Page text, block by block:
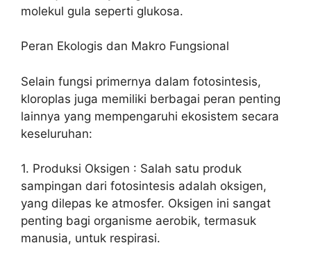
molekul gula seperti glukosa.
Peran Ekologis dan Makro Fungsional
Selain fungsi primernya dalam fotosintesis,
kloroplas juga memiliki berbagai peran penting
lainnya yang mempengaruhi ekosistem secara
keseluruhan:
1. Produksi Oksigen : Salah satu produk
sampingan dari fotosintesis adalah oksigen,
yang dilepas ke atmosfer. Oksigen ini sangat
penting bagi organisme aerobik, termasuk
manusia, untuk respirasi.